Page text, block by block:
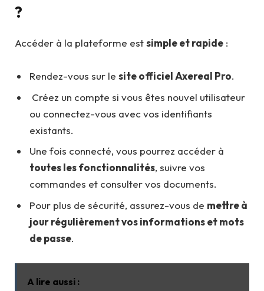
?
Accéder à la plateforme estsimple et rapide :
Rendez-vous sur le site officiel Axereal Pro.
Créez un compte si vous êtes nouvel utilisateur
ou connectez-vous avec vos identifiants
existants.
Une fois connecté, vous pourrez accéder à
toutes les fonctionnalités, suivre vos
commandes et consulter vos documents.
Pour plus de sécurité, assurez-vous de mettre à
jour régulièrement vos informations et mots
de passe.
A lire aussi :